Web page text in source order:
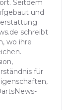
Seitdem
und
schreibt
wo ihre
für